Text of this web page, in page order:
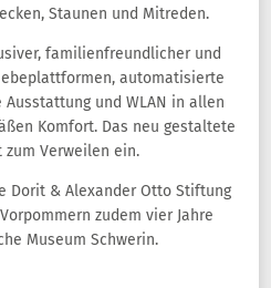
Staunen und Mitreden.
familienfreundlicher und
automatisierte
und WLAN in allen
Komfort. Das neu gestaltete
Verweilen ein.
Dorit & Alexander Otto Stiftung
zudem vier Jahre
Museum Schwerin.